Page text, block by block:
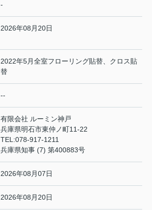
-
2026年08月20日
2022年5月全室フローリング貼替、クロス貼
替
--
有限会社 ルーミン神戸
兵庫県明石市東仲ノ町11-22
TEL:078-917-1211
兵庫県知事 (7) 第400883号
2026年08月07日
2026年08月20日